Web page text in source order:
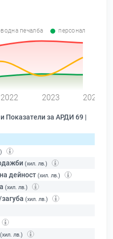
печалба персонал
2022 2023 2024
Показатели за АРДИ 69 |
(хил. лв.)
дейност (хил. лв.)
(хил. лв.)
(хил. лв.)
(хил. лв.)